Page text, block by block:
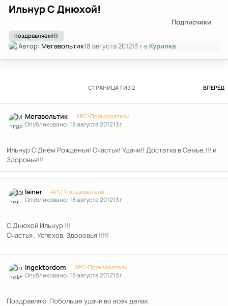
Ильнур С Днюхой!
поздравляем!!!
Подписчики
Автор: Мегавольтик18 августа 201213 г в Курилка
ВПЕРЁД
СТРАНИЦА 1 ИЗ 2
Мегавольтик APC-Пользователи
Опубликовано:18 августа 201213 г
Ильнур С Днём Рожденья! Счастья! Удачи!! Достатка в Семье.!!! и
Здоровья!!!
lainer APC-Пользователи
Опубликовано:18 августа 201213 г
С Днюхой Ильнур !!!
Счастья , Успехов, Здоровья !!!!!
ingektordom APC-Пользователи
Опубликовано:18 августа 201213 г
Поздравляю. Побольше удачи во всех делах.